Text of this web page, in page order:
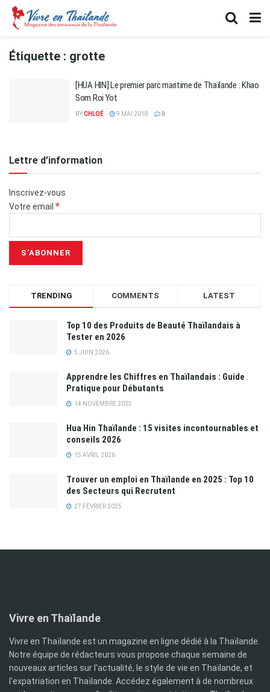
Étiquette : grotte
[HUA HIN] Le premier parc maritime de Thaïlande : Khao
Som Roi Yot
BYCHLOÉ 9 MAI 2018 0
Lettre d’information
Inscrivez-vous
Votre email *
TRENDING COMMENTS LATEST
Top 10 des Produits de Beauté Thaïlandais à
Tester en 2026
5 JUIN 2026
Apprendre les Chiffres en Thaïlandais : Guide
Pratique pour Débutants
14 NOVEMBRE 2023
Hua Hin Thaïlande : 15 visites incontournables et
conseils 2026
15 AVRIL 2026
Trouver un emploi en Thaïlande en 2025 : Top 10
des Secteurs qui Recrutent
27 FÉVRIER 2025
Vivre en Thaïlande
Vivre en Thaïlande est un magazine en ligne dédié à la Thaïlande.
Notre équipe de rédacteurs vous propose chaque semaine de
nouveaux articles sur l'actualité, le style de vie en Thaïlande, et
l'expatriation en Thaïlande. Accédez également à de nombreux